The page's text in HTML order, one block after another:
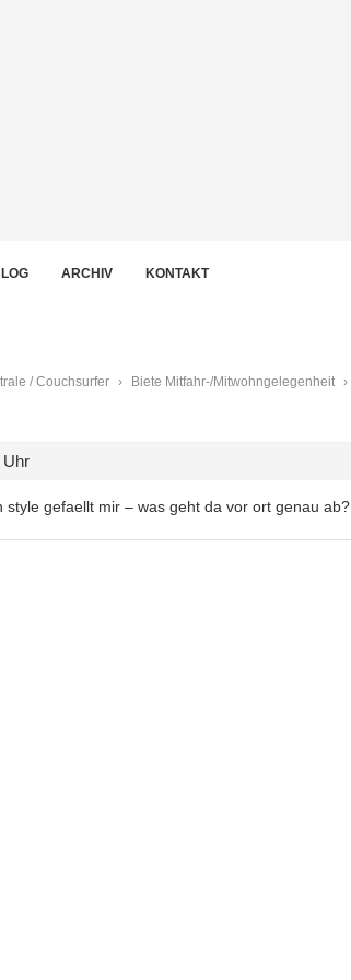
ARCHIV KONTAKT
/ Couchsurfer › Biete Mitfahr-/Mitwohngelegenheit ›
Uhr
style gefaellt mir – was geht da vor ort genau ab?